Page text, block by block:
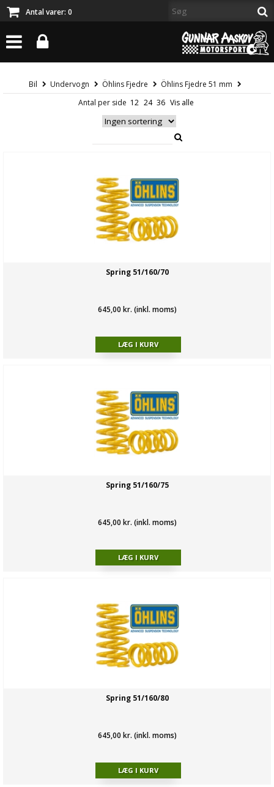
Antal varer: 0
Bil Undervogn Öhlins Fjedre
Öhlins Fjedre 51 mm
Antal per side
Spring 51/160/70
645,00 kr. (inkl. moms)
Spring 51/160/75
645,00 kr. (inkl. moms)
Spring 51/160/80
645,00 kr. (inkl. moms)